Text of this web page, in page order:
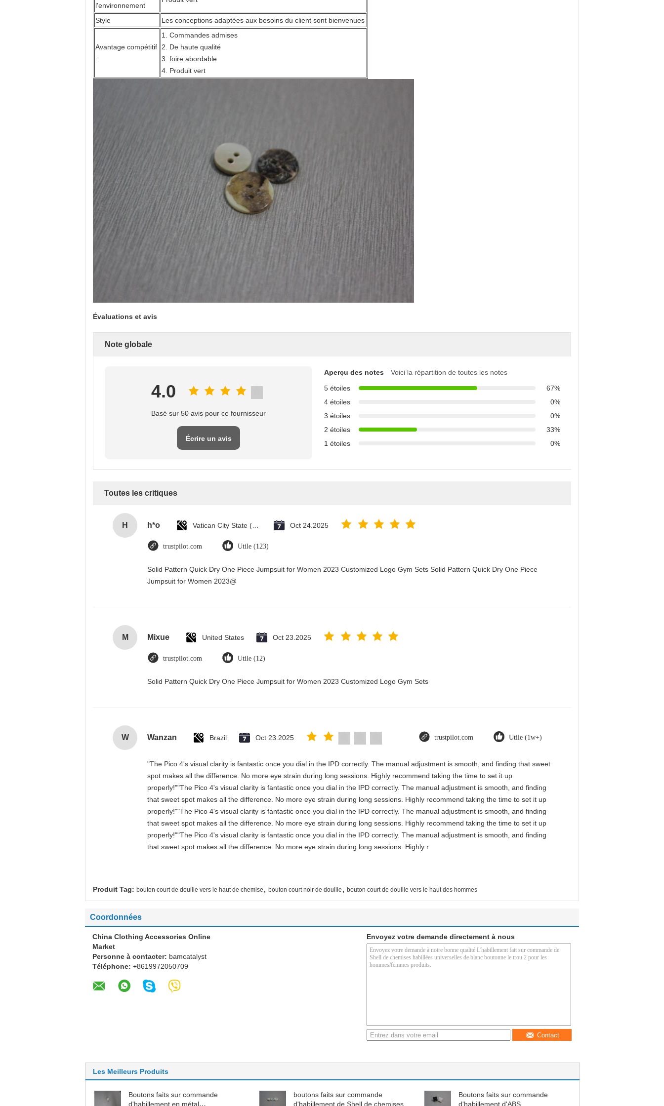
l'environnement
Style Les conceptions adaptées aux besoins du client sont bienvenues
Avantage compétitif
:
1. Commandes admises
2. De haute qualité
3. foire abordable
4. Produit vert
Évaluations et avis
Note globale
4.0
Basé sur 50 avis pour ce fournisseur
Écrire un avis
Aperçu des notes
Voici la répartition de toutes les notes
5 étoiles
67%
4 étoiles
0%
3 étoiles
0%
2 étoiles
33%
1 étoiles
0%
Toutes les critiques
H h*o Oct 24.2025
trustpilot.com Utile (123)
Solid Pattern Quick Dry One Piece Jumpsuit for Women 2023 Customized Logo Gym Sets Solid Pattern Quick Dry One Piece
Jumpsuit for Women 2023@
M Mixue United States Oct 23.2025
trustpilot.com Utile (12)
Solid Pattern Quick Dry One Piece Jumpsuit for Women 2023 Customized Logo Gym Sets
W Wanzan Brazil Oct 23.2025 trustpilot.com Utile (1w+)
"The Pico 4's visual clarity is fantastic once you dial in the IPD correctly. The manual adjustment is smooth, and finding that sweet
spot makes all the difference. No more eye strain during long sessions. Highly recommend taking the time to set it up
properly!""The Pico 4's visual clarity is fantastic once you dial in the IPD correctly. The manual adjustment is smooth, and finding
that sweet spot makes all the difference. No more eye strain during long sessions. Highly recommend taking the time to set it up
properly!""The Pico 4's visual clarity is fantastic once you dial in the IPD correctly. The manual adjustment is smooth, and finding
that sweet spot makes all the difference. No more eye strain during long sessions. Highly recommend taking the time to set it up
properly!""The Pico 4's visual clarity is fantastic once you dial in the IPD correctly. The manual adjustment is smooth, and finding
that sweet spot makes all the difference. No more eye strain during long sessions. Highly r
Produit Tag: bouton court de douille vers le haut de chemise , bouton court noir de douille , bouton court de douille vers le haut des hommes
Coordonnées
China Clothing Accessories Online
Market
Personne à contacter: bamcatalyst
Téléphone: +8619972050709
Envoyez votre demande directement à nous
Contact
Les Meilleurs Produits
Boutons faits sur commande
d'habillement en métal
boutons faits sur commande
d'habillement de Shell de chemises
Boutons faits sur commande
d'habillement d'ABS